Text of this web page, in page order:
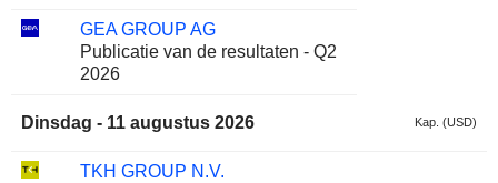
GEA GROUP AG
Publicatie van de resultaten - Q2
2026
Dinsdag - 11 augustus 2026 Kap. (USD)
TKH GROUP N.V.